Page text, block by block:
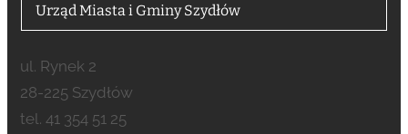
Urząd Miasta i Gminy Szydłów
ul. Rynek 2
28-225 Szydłów
tel. 41 354 51 25